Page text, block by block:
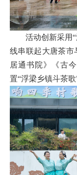
活动创新采用“
线串联起大唐茶市
居通书院》《古
置“浮梁乡镇斗茶歌